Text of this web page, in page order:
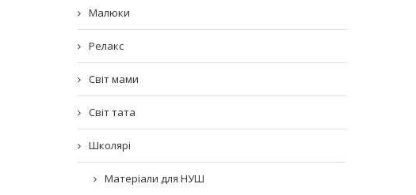
Малюки
Релакс
Світ мами
Світ тата
Школярі
Матеріали для НУШ